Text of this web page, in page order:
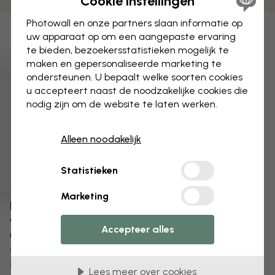
Bewerk uw behang
Ons ontwerpteam kan elk motief aanpassen om het
uniek voor jou te maken.
Photowall en onze partners slaan informatie op
uw apparaat op om een aangepaste ervaring
te bieden, bezoekersstatistieken mogelijk te
maken en gepersonaliseerde marketing te
ondersteunen. U bepaalt welke soorten cookies
u accepteert naast de noodzakelijke cookies die
nodig zijn om de website te laten werken.
Alleen noodakelijk
Statistieken
Marketing
Accepteer alles
Lees meer over cookies